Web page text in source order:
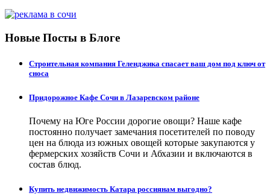
Новые Посты в Блоге
Строительная компания Геленджика спасает ваш дом под ключ от
сноса
Придорожное Кафе Сочи в Лазаревском районе
Почему на Юге России дорогие овощи? Наше кафе
постоянно получает замечания посетителей по поводу
цен на блюда из южных овощей которые закупаются у
фермерских хозяйств Сочи и Абхазии и включаются в
состав блюд.
Купить недвижимость Катара россиянам выгодно?